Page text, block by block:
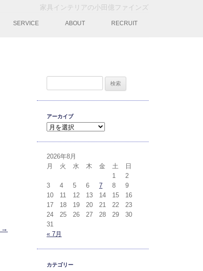
家具インテリアの小田億ファインズ
SERVICE ABOUT RECRUIT
アーカイブ
アーカイブ
2026年8月
月
火 水 木 金 土 日
« 7月
1
2
3
4 5 6 7 8
9
10
11 12 13 14 15
16
17
18 19 20 21 22
23
24
25 26 27 28 29
30
31
カテゴリー
→